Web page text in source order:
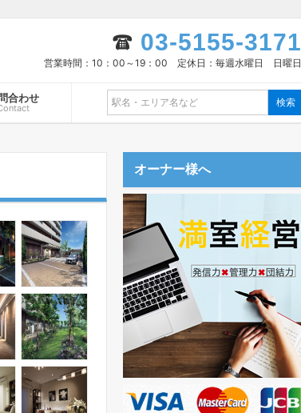
03-5155-3171
営業時間：10：00～19：00 定休日：毎週水曜日 日曜日
合わせ
オーナー様へ